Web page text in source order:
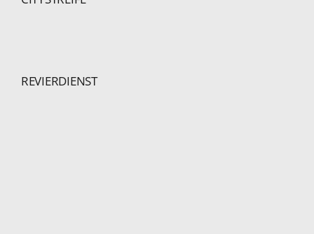
REVIERDIENST